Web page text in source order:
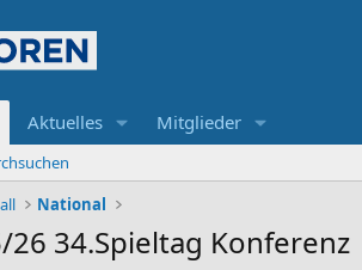
Aktuelles Mitglieder
National
26 34.Spieltag Konferenz